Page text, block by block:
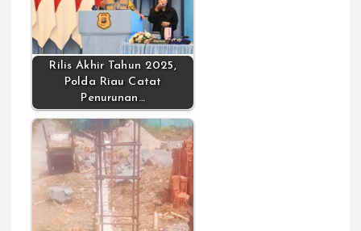
Rilis Akhir Tahun 2025,
Polda Riau Catat
Penurunan…